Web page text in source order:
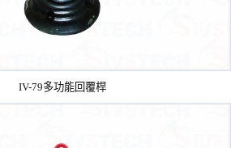
IV-79多功能回覆桿